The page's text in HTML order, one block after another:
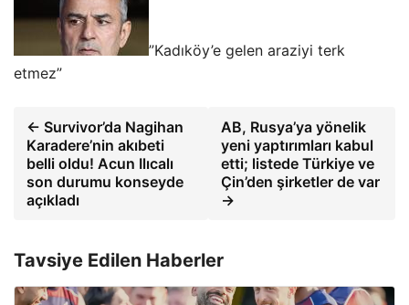
”Kadıköy’e gelen araziyi terk
etmez”
← Survivor’da Nagihan
Karadere’nin akıbeti
belli oldu! Acun Ilıcalı
son durumu konseyde
açıkladı
AB, Rusya’ya yönelik
yeni yaptırımları kabul
etti; listede Türkiye ve
Çin’den şirketler de var
→
Tavsiye Edilen Haberler